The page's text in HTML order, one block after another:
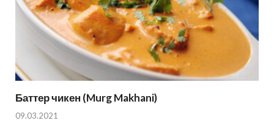
Баттер чикен (Murg Makhani)
09.03.2021